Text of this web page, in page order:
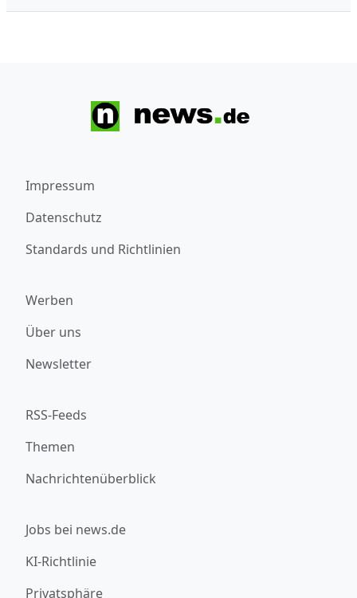
Impressum
Datenschutz
Standards und Richtlinien
Werben
Über uns
Newsletter
RSS-Feeds
Themen
Nachrichtenüberblick
Jobs bei news.de
KI-Richtlinie
Privatsphäre